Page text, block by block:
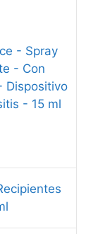
- Spray
- Con
Dispositivo
- 15 ml